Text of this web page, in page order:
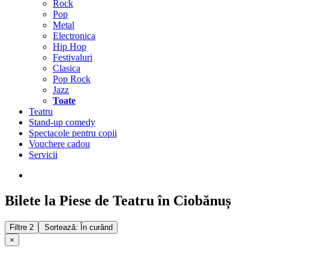
Rock
Pop
Metal
Electronica
Hip Hop
Festivaluri
Clasica
Pop Rock
Jazz
Toate
Teatru
Stand-up comedy
Spectacole pentru copii
Vouchere cadou
Servicii
Bilete la Piese de Teatru în Ciobănuș
Filtre 2
Sortează: În curând
×